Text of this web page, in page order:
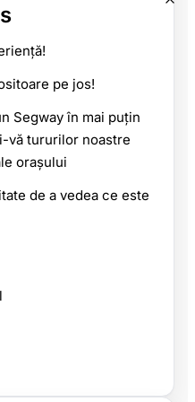
pe jos!
Segway în mai puțin
vă tururilor noastre
orașului
de a vedea ce este